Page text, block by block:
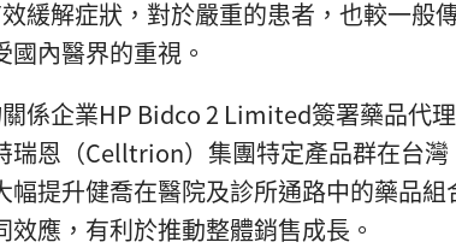
緩解症狀，對於嚴重的患者，也較一般
內醫界的重視。
係企業HP Bidco 2 Limited簽署藥品代
瑞恩（Celltrion）集團特定產品群在台灣
提升健喬在醫院及診所通路中的藥品組
應，有利於推動整體銷售成長。